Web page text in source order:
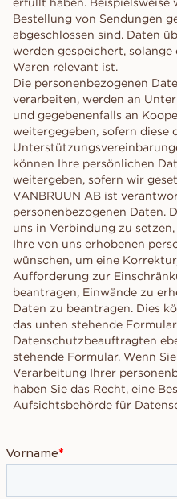
Bestellung von Sendungen
abgeschlossen sind. Daten
werden gespeichert,
Waren relevant ist.
Die personenbezogenen
verarbeiten, werden an
und gegebenenfalls an
weitergegeben, sofern diese
können Ihre persönlichen
weitergeben, sofern wir
VANBRUUN AB ist
personenbezogenen Daten.
uns in Verbindung zu
Ihre von uns erhobenen
wünschen, um eine
Aufforderung zur
beantragen, Einwände zu
Daten zu beantragen. Dies
das unten stehende
Datenschutzbeauftragten
stehende Formular. Wenn
Verarbeitung Ihrer
haben Sie das Recht, eine
Aufsichtsbehörde für